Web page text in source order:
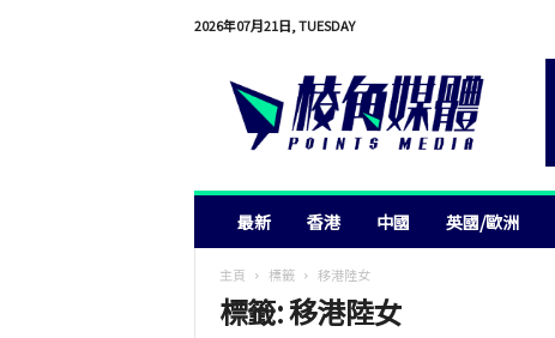
2026年07月21日, TUESDAY
最新 香港 中國 英國/歐洲
主頁 標籤 移港陸女
標籤: 移港陸女